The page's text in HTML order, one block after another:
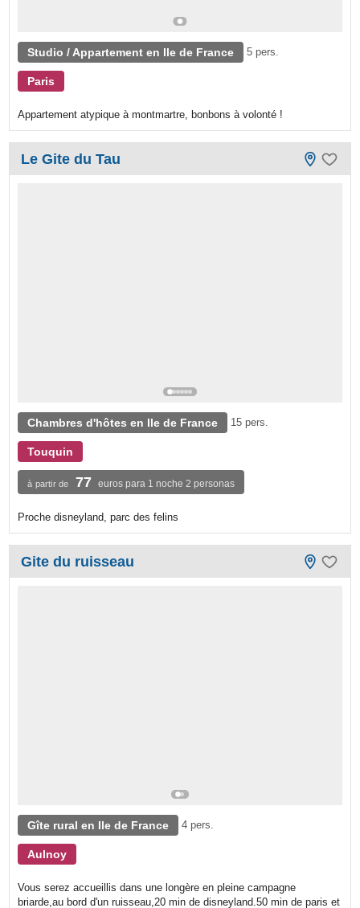
Studio / Appartement en Ile de France 5 pers.
Paris
Appartement atypique à montmartre, bonbons à volonté !
Le Gite du Tau
Chambres d'hôtes en Ile de France 15 pers.
Touquin
à partir de 77 euros para 1 noche 2 personas
Proche disneyland, parc des felins
Gite du ruisseau
Gîte rural en Ile de France 4 pers.
Aulnoy
Vous serez accueillis dans une longère en pleine campagne
briarde,au bord d'un ruisseau,20 min de disneyland.50 min de paris et